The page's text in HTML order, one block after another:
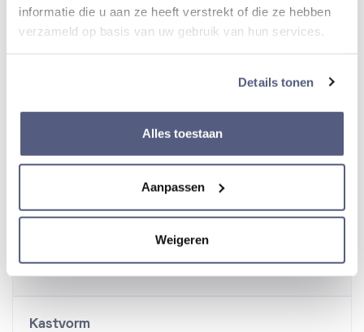
informatie die u aan ze heeft verstrekt of die ze hebben
verzameld op basis van uw gebruik van hun services.
Details tonen
Alles toestaan
Aanpassen
Weigeren
Gewicht horloge
142 gr
6R55
Staal
Kastvorm